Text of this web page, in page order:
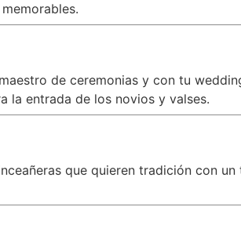
de ceremonias y con tu
la entrada de los novios y valses.
que quieren tradición con